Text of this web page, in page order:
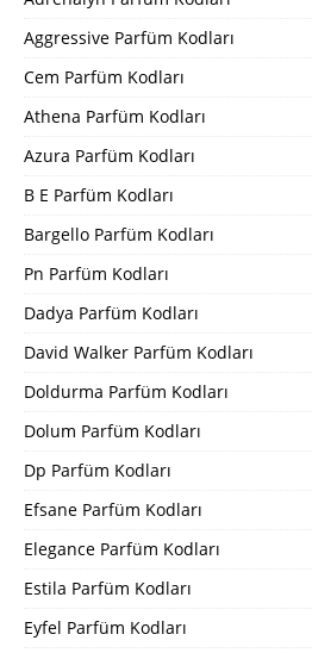
Aggressive Parfüm Kodları
Cem Parfüm Kodları
Athena Parfüm Kodları
Azura Parfüm Kodları
B E Parfüm Kodları
Bargello Parfüm Kodları
Pn Parfüm Kodları
Dadya Parfüm Kodları
David Walker Parfüm Kodları
Doldurma Parfüm Kodları
Dolum Parfüm Kodları
Dp Parfüm Kodları
Efsane Parfüm Kodları
Elegance Parfüm Kodları
Estila Parfüm Kodları
Eyfel Parfüm Kodları